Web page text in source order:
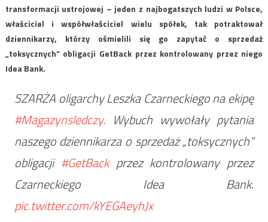
transformacji ustrojowej – jeden z najbogatszych ludzi w Polsce,
właściciel i współwłaściciel wielu spółek, tak potraktował
dziennikarzy, którzy ośmielili się go zapytać o sprzedaż
„toksycznych” obligacji GetBack przez kontrolowany przez niego
Idea Bank.
SZARŻA oligarchy Leszka Czarneckiego na ekipę
#Magazynsledczy. Wybuch wywołały pytania
naszego dziennikarza o sprzedaż „toksycznych”
obligacji #GetBackprzez kontrolowany przez
Czarneckiego Idea Bank.
pic.twitter.com/kYEGAeyhJx